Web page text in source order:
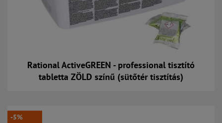
Rational ActiveGREEN - professional tisztító
tabletta ZÖLD színű (sütőtér tisztítás)
Kosárba
-5%